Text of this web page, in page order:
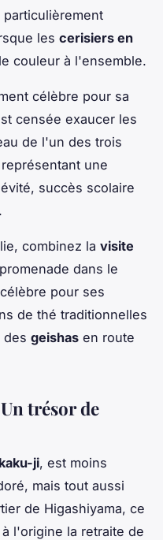
les cerisiers en
couleur à l'ensemble.
célèbre pour sa
censée exaucer les
de l'un des trois
une
succès scolaire
combinez la visite
dans le
pour ses
de thé traditionnelles
des geishas en route
trésor de
ji, est moins
mais tout aussi
de Higashiyama, ce
l'origine la retraite de